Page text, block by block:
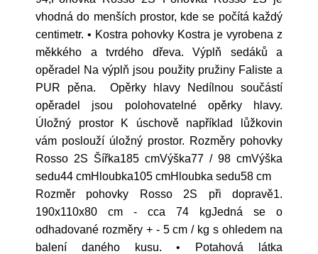
vhodná do menších prostor, kde se počítá každý
centimetr. • Kostra pohovky Kostra je vyrobena z
měkkého a tvrdého dřeva. Výplň sedáků a
opěradel Na výplň jsou použity pružiny Faliste a
PUR pěna. Opěrky hlavy Nedílnou součástí
opěradel jsou polohovatelné opěrky hlavy.
Úložný prostor K úschově například lůžkovin
vám poslouží úložný prostor. Rozměry pohovky
Rosso 2S Šířka185 cmVýška77 / 98 cmVýška
sedu44 cmHloubka105 cmHloubka sedu58 cm
Rozměr pohovky Rosso 2S při dopravě1.
190x110x80 cm - cca 74 kgJedná se o
odhadované rozměry + - 5 cm / kg s ohledem na
balení daného kusu. • Potahová látka